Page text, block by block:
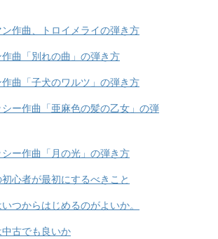
ン作曲、トロイメライの弾き方
作曲「別れの曲」の弾き方
作曲「子犬のワルツ」の弾き方
シー作曲「亜麻色の髪の乙女」の弾
シー作曲「月の光」の弾き方
初心者が最初にするべきこと
つからはじめるのがよいか。
中古でも良いか